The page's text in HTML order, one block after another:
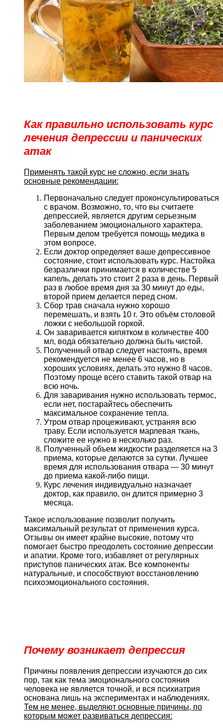
Как правильно использовать курс
лечения депрессии и панических
атак
Применять такой курс не сложно, если знать
основные рекомендации:
Первоначально следует проконсультироваться
с врачом. Возможно, то, что вы считаете
депрессией, является другим серьезным
заболеванием эмоционального характера.
Первым делом требуется помощь медика в
этом вопросе.
Если доктор определяет ваше депрессивное
состояние, стоит использовать курс. Настойка
безразлички принимается в количестве 5
капель, делать это стоит 2 раза в день. Первый
раз в любое время дня за 30 минут до еды,
второй прием делается перед сном.
Сбор трав сначала нужно хорошо
перемешать, и взять 10 г. Это объём столовой
ложки с небольшой горкой.
Он заваривается кипятком в количестве 400
мл, вода обязательно должна быть чистой.
Полученный отвар следует настоять, время
рекомендуется не менее 6 часов, но в
хороших условиях, делать это нужно 8 часов.
Поэтому проще всего ставить такой отвар на
всю ночь.
Для заваривания нужно использовать термос,
если нет, постарайтесь обеспечить
максимальное сохранение тепла.
Утром отвар процеживают, устраняя всю
траву. Если используется марлевая ткань,
сложите ее нужно в несколько раз.
Полученный объем жидкости разделяется на 3
приема, которые делаются за сутки. Лучшее
время для использования отвара — 30 минут
до приема какой-либо пищи.
Курс лечения индивидуально назначает
доктор, как правило, он длится примерно 3
месяца.
Такое использование позволит получить
максимальный результат от применения курса.
Отзывы он имеет крайне высокие, потому что
помогает быстро преодолеть состояние депрессии
и апатии. Кроме того, избавляет от регулярных
приступов панических атак. Все компоненты
натуральные, и способствуют восстановлению
психоэмоционального состояния.
Почему возникает депрессия
Причины появления депрессии изучаются до сих
пор, так как тема эмоционального состояния
человека не является точной, и вся психиатрия
основана лишь на экспериментах и наблюдениях.
Тем не менее, выделяют основные причины, по
которым может развиваться депрессия: